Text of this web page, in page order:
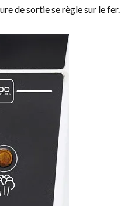
de sortie se règle sur le fer.